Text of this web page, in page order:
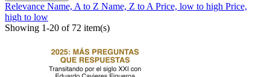
Relevance Name, A to Z Name, Z to A Price, low to high Price,
high to low
Showing 1-20 of 72 item(s)